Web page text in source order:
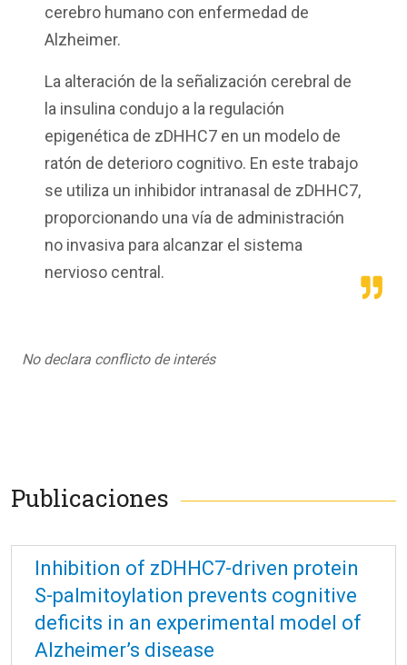
cerebro humano con enfermedad de
Alzheimer.
La alteración de la señalización cerebral de
la insulina condujo a la regulación
epigenética de zDHHC7 en un modelo de
ratón de deterioro cognitivo. En este trabajo
se utiliza un inhibidor intranasal de zDHHC7,
proporcionando una vía de administración
no invasiva para alcanzar el sistema
nervioso central.
No declara conflicto de interés
Publicaciones
Inhibition of zDHHC7-driven protein
S-palmitoylation prevents cognitive
deficits in an experimental model of
Alzheimer’s disease